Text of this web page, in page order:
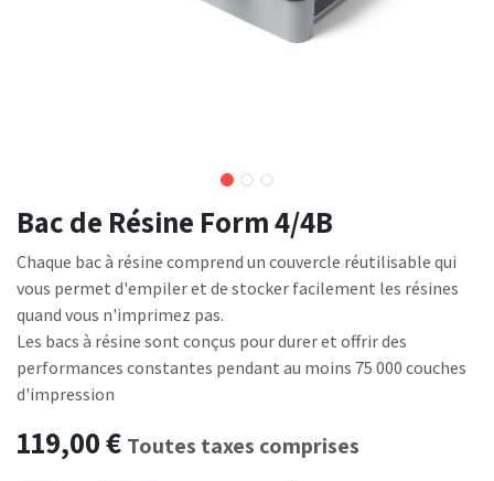
Bac de Résine Form 4/4B
Chaque bac à résine comprend un couvercle réutilisable qui
vous permet d'empiler et de stocker facilement les résines
quand vous n'imprimez pas.
Les bacs à résine sont conçus pour durer et offrir des
performances constantes pendant au moins 75 000 couches
d'impression
119,00€ Toutes taxes comprises